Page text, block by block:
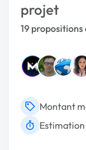
projet
19 propositions
Montant
Estimation